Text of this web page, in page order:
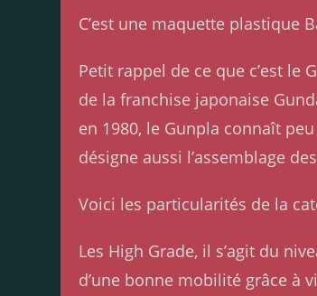
C’est une maquette plastique
Petit rappel de ce que c’est le
de la franchise japonaise
en 1980, le Gunpla connaît
désigne aussi l’assemblage
Voici les particularités de la
Les High Grade, il s’agit du
d’une bonne mobilité grâce à